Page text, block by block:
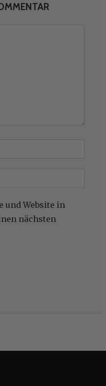
und Website in
nächsten